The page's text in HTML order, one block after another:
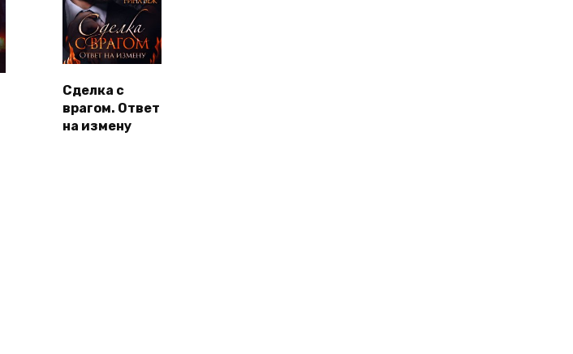
Сделка с
врагом. Ответ
на измену